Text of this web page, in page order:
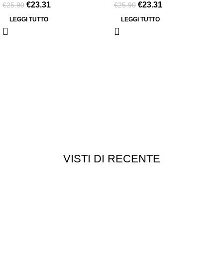
€25.90 €23.31
LEGGI TUTTO
€25.90 €23.31
LEGGI TUTTO
VISTI DI RECENTE